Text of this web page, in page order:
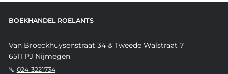
BOEKHANDEL ROELANTS
Van Broeckhuysenstraat 34 & Tweede Walstraat 7
6511 PJ Nijmegen
024-3221734